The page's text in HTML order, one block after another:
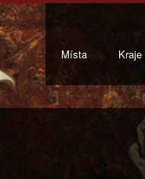
Místa Kraje